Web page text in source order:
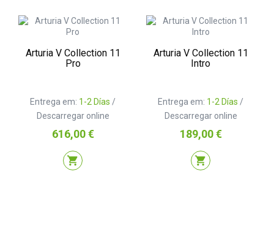
Arturia V Collection 11
Pro
Entrega em: 1-2 Días /
Descarregar online
Preço
616,00 €
shopping_cart
Arturia V Collection 11
Intro
Entrega em: 1-2 Días /
Descarregar online
Preço
189,00 €
shopping_cart